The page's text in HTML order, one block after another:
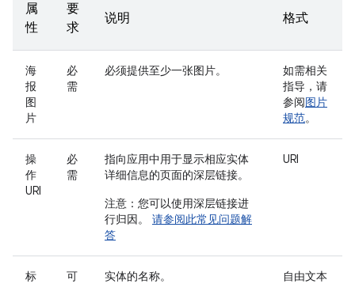
属
性
要
求
说明 格式
海
报
图
片
必
需
必须提供至少一张图片。
如需相关
指导，请
参阅图片
规范。
操
作
URI
必
需
指向应用中用于显示相应实体
详细信息的页面的深层链接。
注意：您可以使用深层链接进
行归因。 请参阅此常见问题解
答
URI
标
可
实体的名称。
自由文本